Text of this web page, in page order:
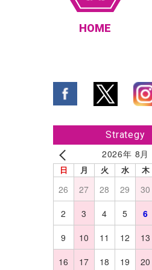
HOME
Strategy
2026年 8月
日 月 火 水 木
26 27 28 29 30
2
3 4 5 6
9
10 11 12 13
16
17 18 19 20